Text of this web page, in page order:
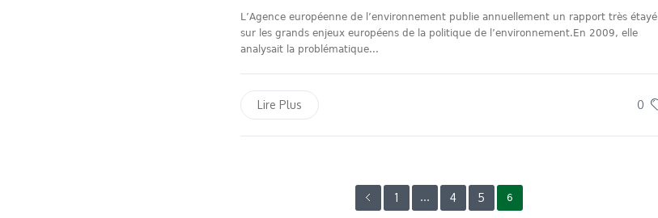
L’Agence européenne de l’environnement publie annuellement un rapport très étayé
sur les grands enjeux européens de la politique de l’environnement.En 2009, elle
analysait la problématique...
0
Lire Plus
1 … 4 5 6